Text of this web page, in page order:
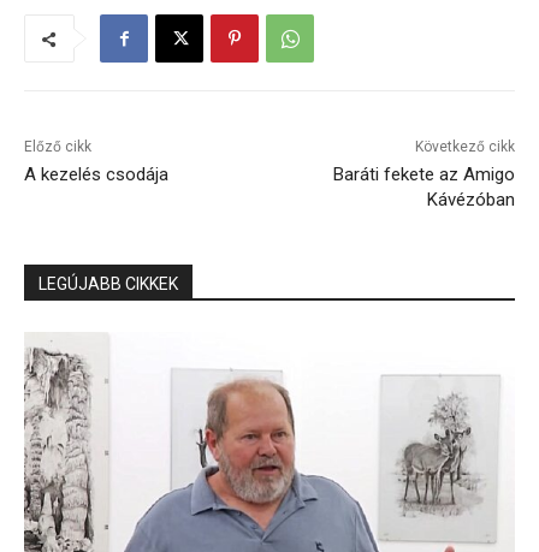
Előző cikk
A kezelés csodája
Következő cikk
Baráti fekete az Amigo
Kávézóban
LEGÚJABB CIKKEK